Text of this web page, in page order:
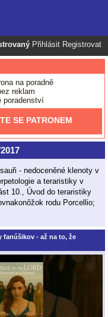
Přihlásit Registrovat
na poradně
reklam
poradenství
SE PATRONEM
- nedoceněné klenoty v
a teraristiky v
10., Úvod do teraristiky
rodu Porcellio;
fanúšikov - až na to, že